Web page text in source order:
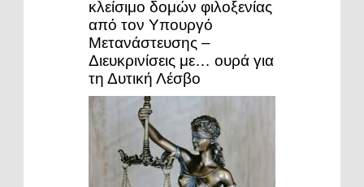
κλείσιμο δομών φιλοξενίας
από τον Υπουργό
Μετανάστευσης –
Διευκρινίσεις με… ουρά για
τη Δυτική Λέσβο